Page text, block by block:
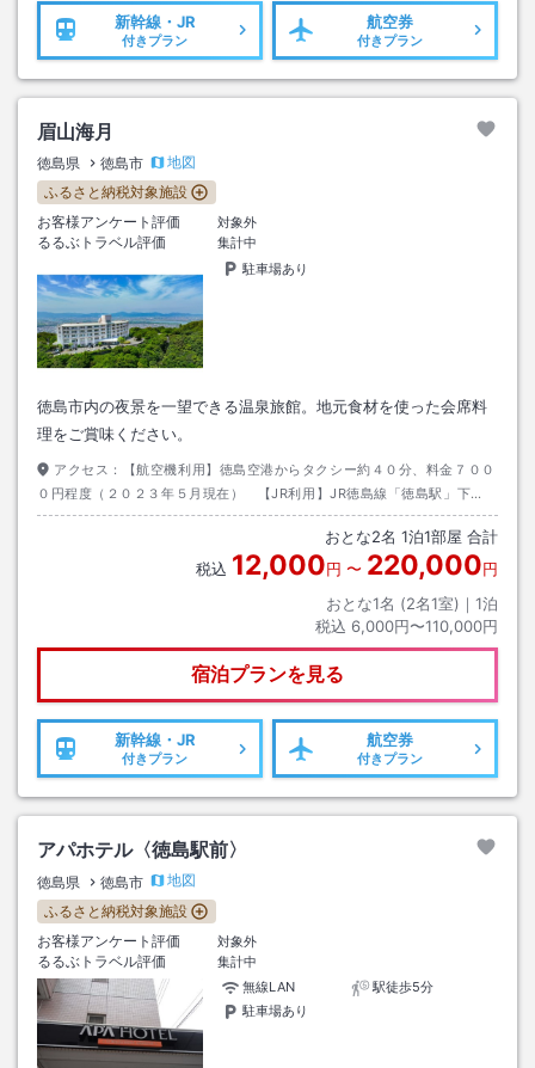
新幹線・JR
付きプラン
航空券
付きプラン
眉山海月
徳島県 徳島市
地図
ふるさと納税対象施設
お客様アンケート評価
対象外
るるぶトラベル評価
集計中
駐車場あり
徳島市内の夜景を一望できる温泉旅館。地元食材を使った会席料
理をご賞味ください。
アクセス：
【航空機利用】徳島空港からタクシー約４０分、料金７００
０円程度（２０２３年５月現在） 【JR利用】JR徳島線「徳島駅」下
車、タクシー約１５分、料金２０００円程度（２０２３年５月現在）
おとな2名 1泊1部屋 合計
税込 12,000円 〜 220,000円
おとな1名 (2名1室)｜ 1泊
税込 6,000円〜110,000円
宿泊プランを見る
新幹線・JR
付きプラン
航空券
付きプラン
アパホテル〈徳島駅前〉
徳島県 徳島市
地図
ふるさと納税対象施設
お客様アンケート評価
対象外
るるぶトラベル評価
集計中
無線LAN
駅徒歩5分
駐車場あり